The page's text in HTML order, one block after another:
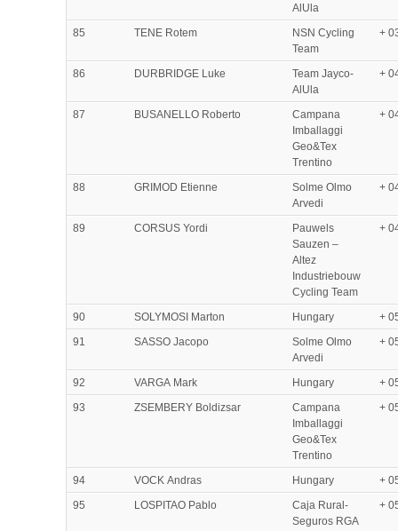
AlUla
85 TENE Rotem
NSN Cycling
Team
+
86 DURBRIDGE Luke
Team Jayco-
AlUla
+
87 BUSANELLO Roberto
Campana
Imballaggi
Geo&Tex
Trentino
+
88 GRIMOD Etienne
Solme Olmo
Arvedi
+
89 CORSUS Yordi
Pauwels
Sauzen –
Altez
Industriebouw
Cycling Team
+
90 SOLYMOSI Marton Hungary
+
91
SASSO Jacopo
Solme Olmo
Arvedi
+
92 VARGA Mark Hungary
+
93
ZSEMBERY Boldizsar
Campana
Imballaggi
Geo&Tex
Trentino
+
94 VOCK Andras Hungary
+
95
LOSPITAO Pablo
Caja Rural-
Seguros RGA
+